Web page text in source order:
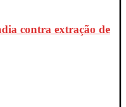
contra extração de